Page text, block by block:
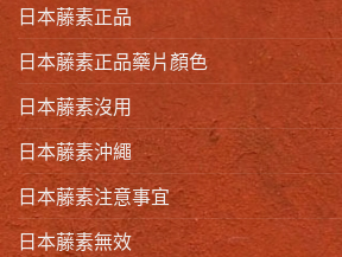
日本藤素正品
日本藤素正品藥片顏色
日本藤素沒用
日本藤素沖繩
日本藤素注意事宜
日本藤素無效